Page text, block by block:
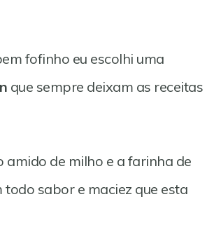
fofinho eu escolhi uma
que sempre deixam as receitas
amido de milho e a farinha de
sabor e maciez que esta